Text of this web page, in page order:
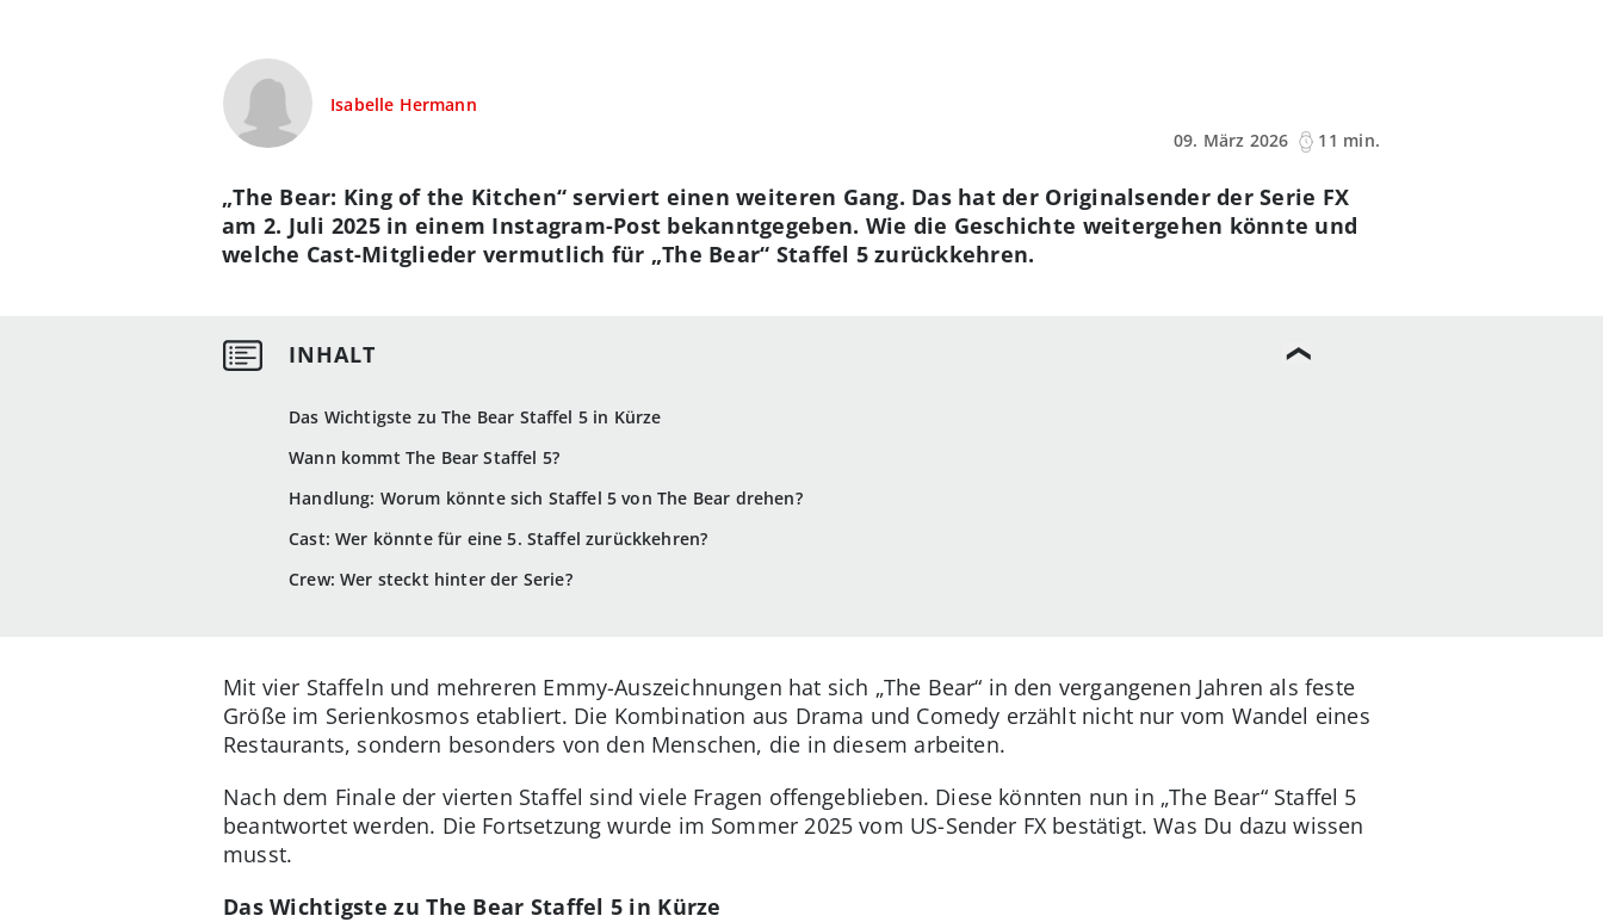
Isabelle Hermann
09. März 2026
11 min.
Das Wichtigste zu The Bear Staffel 5 in Kürze
Wann kommt The Bear Staffel 5?
Handlung: Worum könnte sich Staffel 5 von The Bear drehen?
Cast: Wer könnte für eine 5. Staffel zurückkehren?
Crew: Wer steckt hinter der Serie?
„The Bear: King of the Kitchen“ serviert einen weiteren Gang. Das hat der Originalsender der Serie FX
am 2. Juli 2025 in einem Instagram-Post bekanntgegeben. Wie die Geschichte weitergehen könnte und
welche Cast-Mitglieder vermutlich für „The Bear“ Staffel 5 zurückkehren.
Mit vier Staffeln und mehreren Emmy-Auszeichnungen hat sich „The Bear“ in den vergangenen Jahren als feste
Größe im Serienkosmos etabliert. Die Kombination aus Drama und Comedy erzählt nicht nur vom Wandel eines
Restaurants, sondern besonders von den Menschen, die in diesem arbeiten.
Nach dem Finale der vierten Staffel sind viele Fragen offengeblieben. Diese könnten nun in „The Bear“ Staffel 5
beantwortet werden. Die Fortsetzung wurde im Sommer 2025 vom US-Sender FX bestätigt. Was Du dazu wissen
musst.
Das Wichtigste zu The Bear Staffel 5 in Kürze